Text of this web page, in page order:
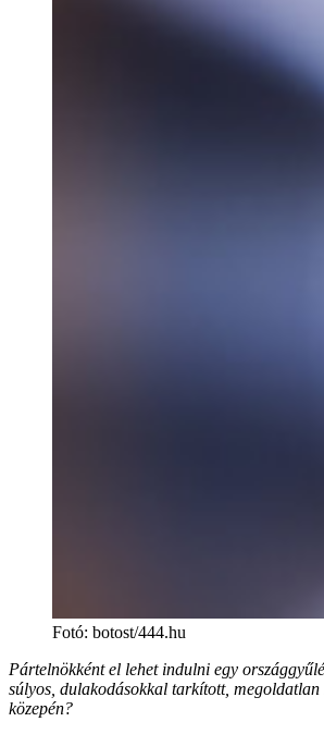
Fotó: botost/444.hu
Pártelnökként el lehet indulni egy
súlyos, dulakodásokkal tarkított,
közepén?